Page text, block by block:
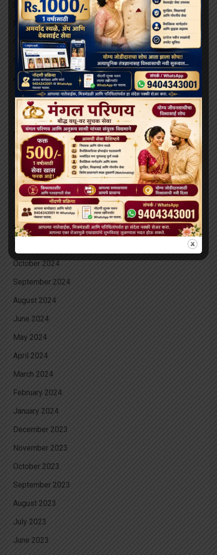
December 2025
November 2025
October 2025
September 2025
August 2025
July 2025
June 2025
May 2025
April 2025
March 2025
February 2025
January 2025
December 2024
October 2024
September 2024
August 2024
June 2024
May 2024
April 2024
March 2024
February 2024
January 2024
December 2023
November 2023
October 2023
September 2023
August 2023
July 2023
June 2023